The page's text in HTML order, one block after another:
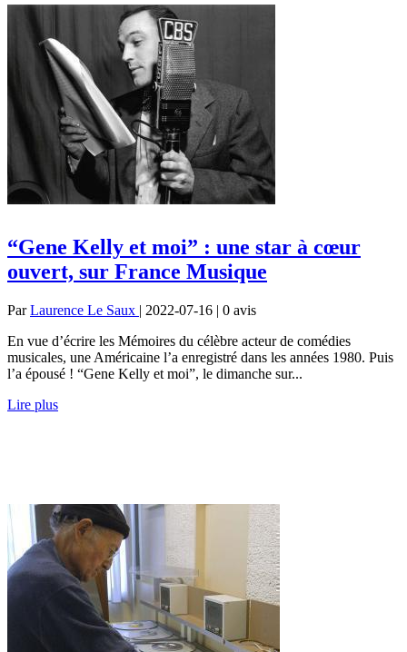
“Gene Kelly et moi” : une star à cœur
ouvert, sur France Musique
ParLaurence Le Saux | 2022-07-16 | 0 avis
En vue d’écrire les Mémoires du célèbre acteur de comédies
musicales, une Américaine l’a enregistré dans les années 1980. Puis
l’a épousé ! “Gene Kelly et moi”, le dimanche sur...
Lire plus